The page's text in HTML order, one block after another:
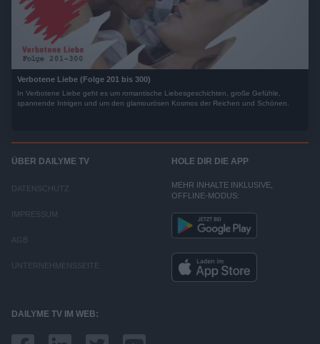
Verbotene Liebe (Folge 201 bis 300)
In Verbotene Liebe geht es um romantische Liebesgeschichten, große Gefühle,
spannende Intrigen und um den glamourösen Kosmos der Reichen und Schönen.
ÜBER DAILYME TV
DATENSCHUTZ
IMPRESSUM
AGB
UNTERNEHMENSSEITE
HOLE DIR DIE APP
MEHR INHALTE INKLUSIVE,
OFFLINE-MODUS:
DAILYME TV IM WEB: